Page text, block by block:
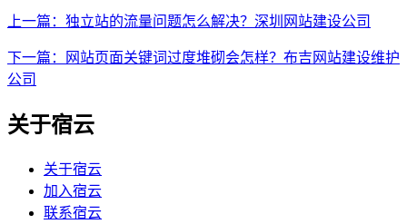
上一篇：独立站的流量问题怎么解决？深圳网站建设公司
下一篇：网站页面关键词过度堆砌会怎样？布吉网站建设维护
公司
关于宿云
关于宿云
加入宿云
联系宿云